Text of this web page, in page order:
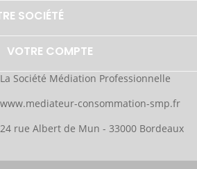
SOCIÉTÉ
VOTRE COMPTE
La Société Médiation Professionnelle
www.mediateur-consommation-smp.fr
24 rue Albert de Mun - 33000 Bordeaux